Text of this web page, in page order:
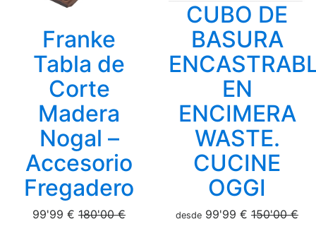
Franke
Tabla de
Corte
Madera
Nogal –
Accesorio
Fregadero
99'99 € 180'00 €
CUBO DE
BASURA
EN
ENCIMERA
WASTE.
CUCINE
OGGI
desde 99'99 € 150'00 €